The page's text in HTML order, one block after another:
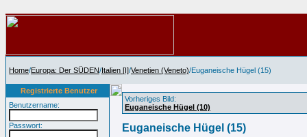
Home/Europa: Der SÜDEN/Italien [I]/Venetien (Veneto)/Euganeische Hügel (15)
Registrierte Benutzer
Benutzername:
Passwort:
Vorheriges Bild:
Euganeische Hügel (10)
Euganeische Hügel (15)